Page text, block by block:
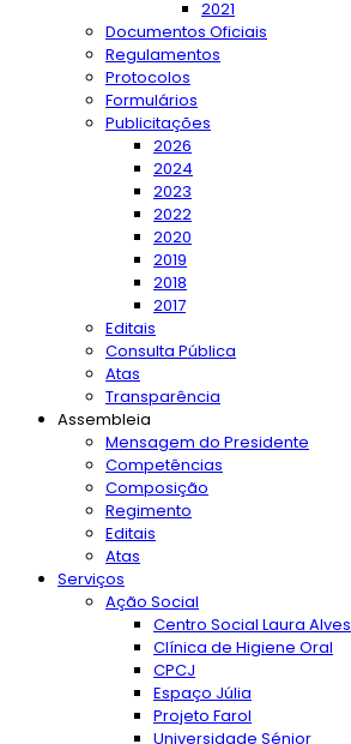
2021
Documentos Oficiais
Regulamentos
Protocolos
Formulários
Publicitações
2026
2024
2023
2022
2020
2019
2018
2017
Editais
Consulta Pública
Atas
Transparência
Assembleia
Mensagem do Presidente
Competências
Composição
Regimento
Editais
Atas
Serviços
Ação Social
Centro Social Laura Alves
Clínica de Higiene Oral
CPCJ
Espaço Júlia
Projeto Farol
Universidade Sénior